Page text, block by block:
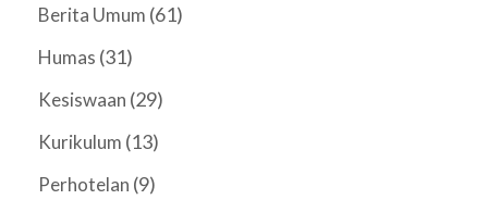
Berita Umum (61)
Humas (31)
Kesiswaan (29)
Kurikulum (13)
Perhotelan (9)